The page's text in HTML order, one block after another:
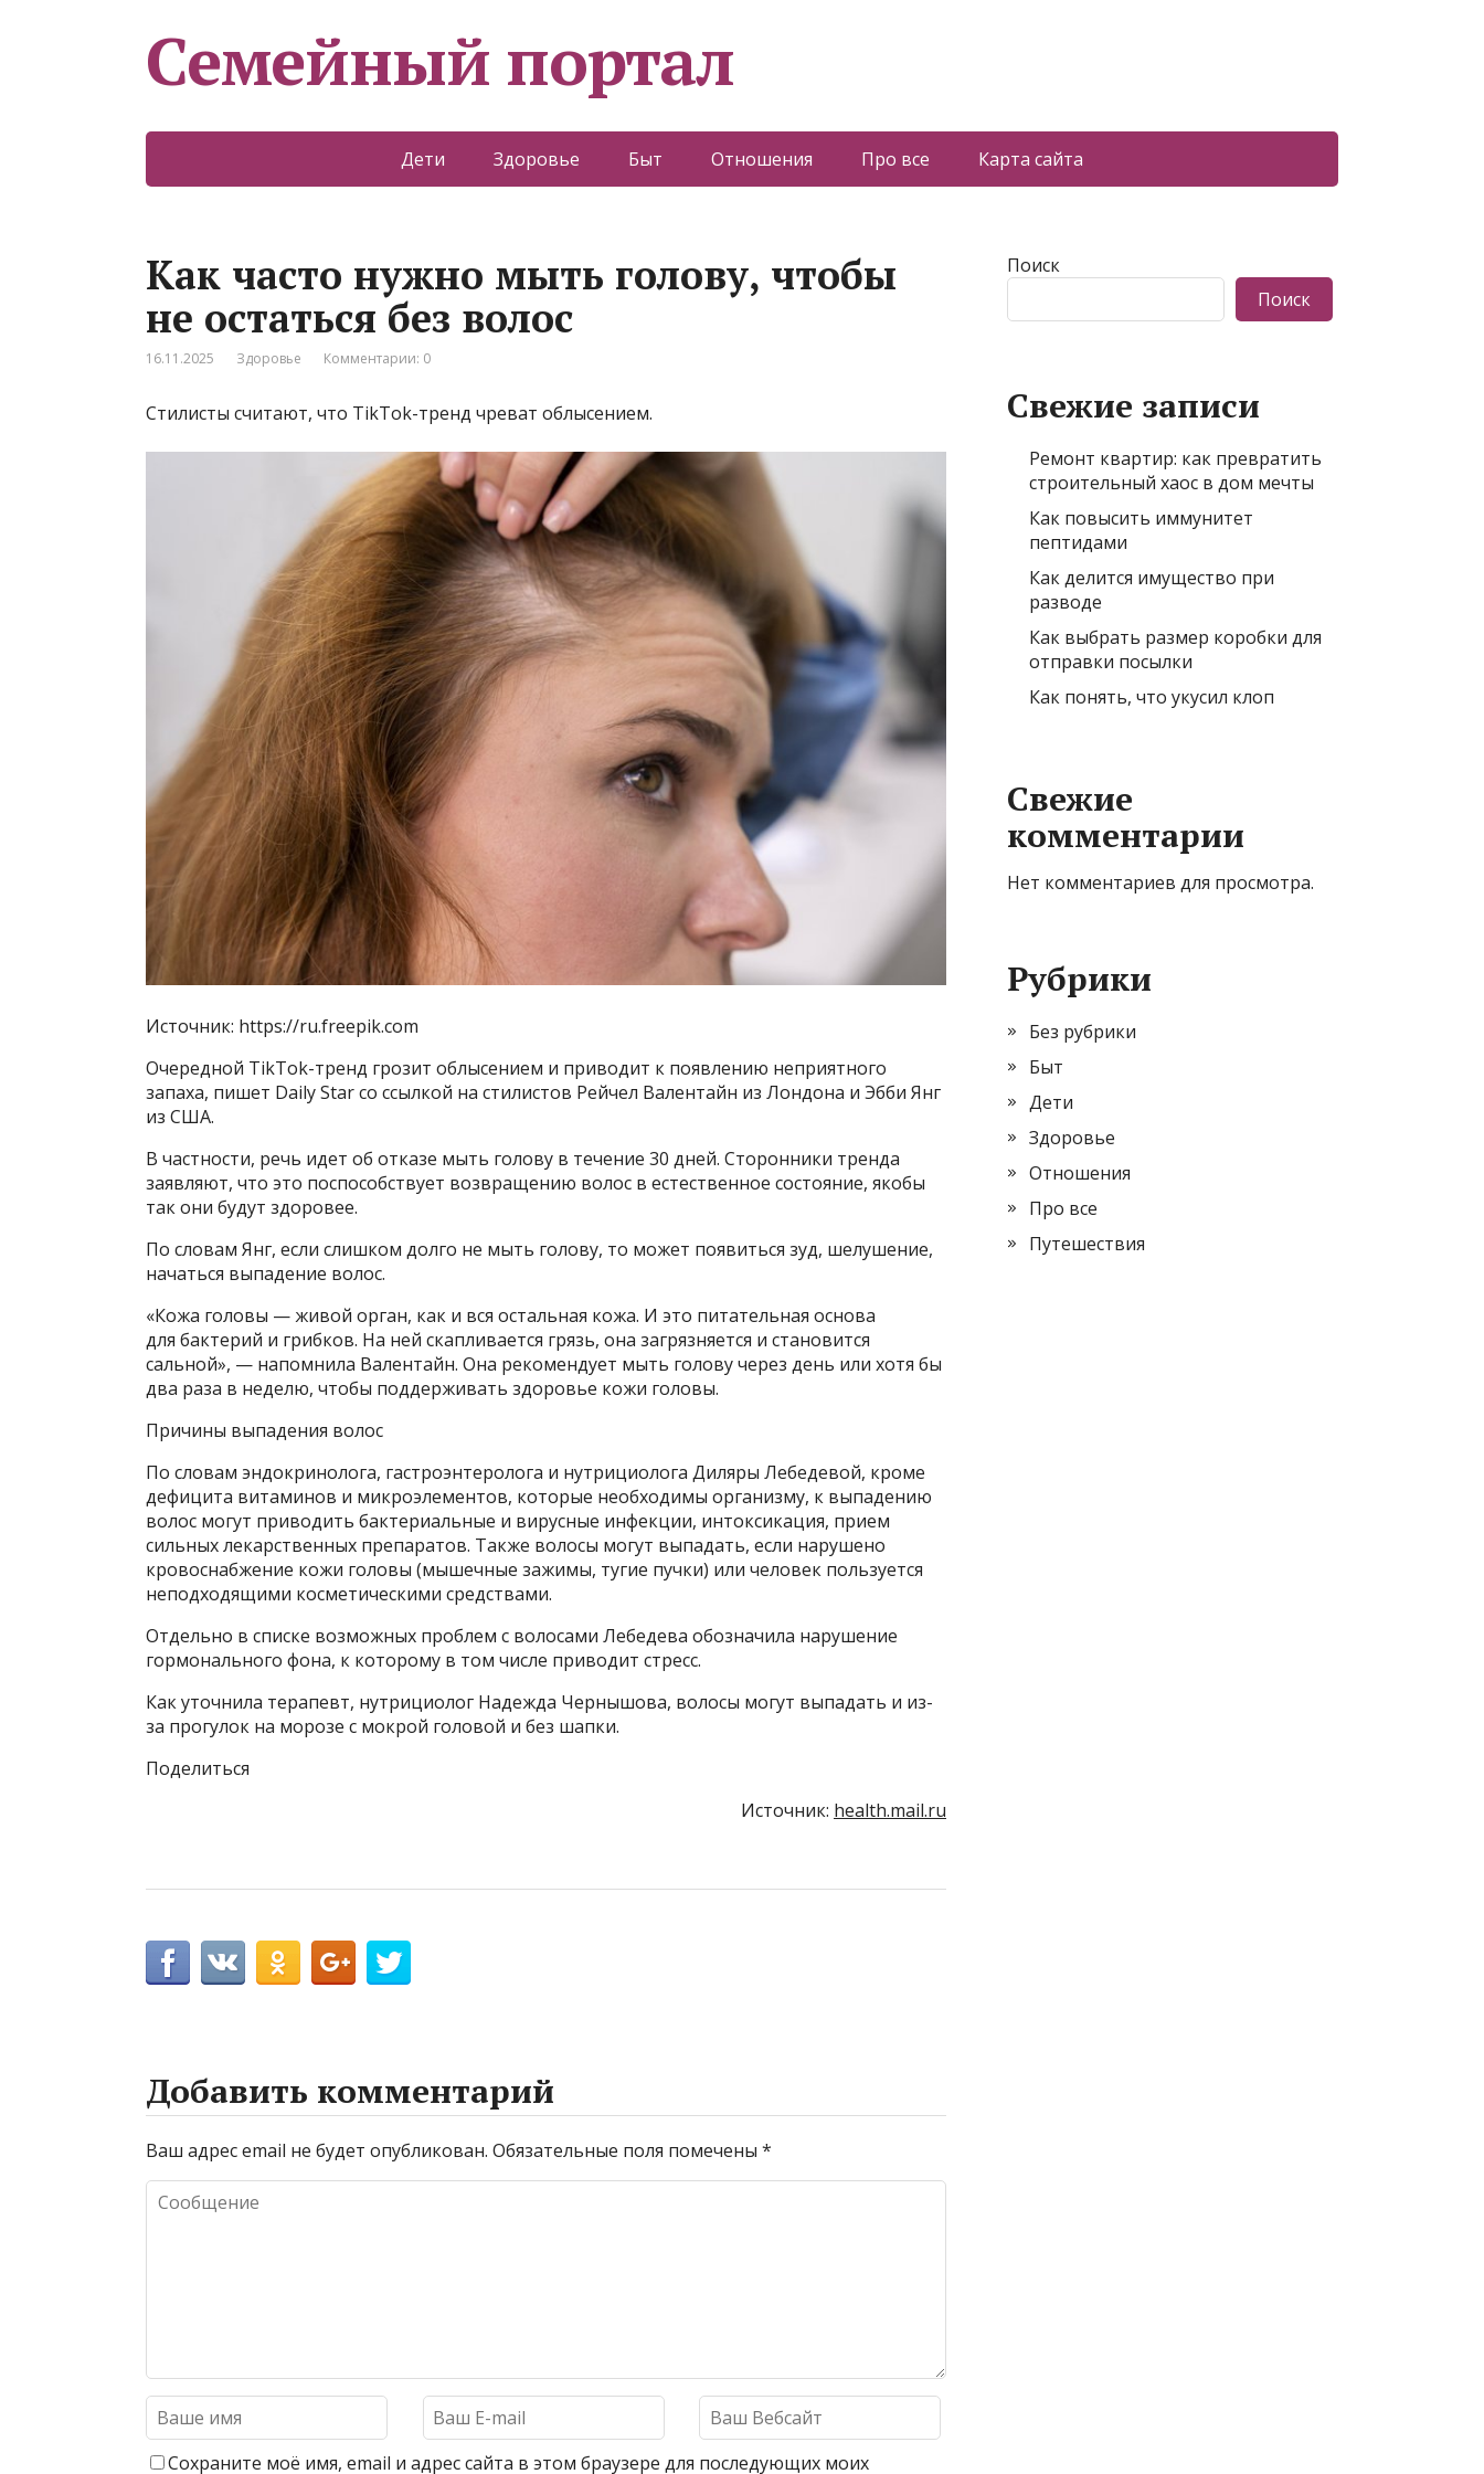
Семейный портал
Дети Здоровье Быт Отношения Про все Карта сайта
Как часто нужно мыть голову, чтобы
не остаться без волос
16.11.2025 Здоровье Комментарии: 0
Стилисты считают, что TikTok-тренд чреват облысением.
Источник: https://ru.freepik.com
Очередной TikTok-тренд грозит облысением и приводит к появлению неприятного
запаха, пишет Daily Star со ссылкой на стилистов Рейчел Валентайн из Лондона и Эбби Янг
из США.
В частности, речь идет об отказе мыть голову в течение 30 дней. Сторонники тренда
заявляют, что это поспособствует возвращению волос в естественное состояние, якобы
так они будут здоровее.
По словам Янг, если слишком долго не мыть голову, то может появиться зуд, шелушение,
начаться выпадение волос.
«Кожа головы — живой орган, как и вся остальная кожа. И это питательная основа
для бактерий и грибков. На ней скапливается грязь, она загрязняется и становится
сальной», — напомнила Валентайн. Она рекомендует мыть голову через день или хотя бы
два раза в неделю, чтобы поддерживать здоровье кожи головы.
Причины выпадения волос
По словам эндокринолога, гастроэнтеролога и нутрициолога Диляры Лебедевой, кроме
дефицита витаминов и микроэлементов, которые необходимы организму, к выпадению
волос могут приводить бактериальные и вирусные инфекции, интоксикация, прием
сильных лекарственных препаратов. Также волосы могут выпадать, если нарушено
кровоснабжение кожи головы (мышечные зажимы, тугие пучки) или человек пользуется
неподходящими косметическими средствами.
Отдельно в списке возможных проблем с волосами Лебедева обозначила нарушение
гормонального фона, к которому в том числе приводит стресс.
Как уточнила терапевт, нутрициолог Надежда Чернышова, волосы могут выпадать и из-
за прогулок на морозе с мокрой головой и без шапки.
Поделиться
Источник: health.mail.ru
Добавить комментарий
Ваш адрес email не будет опубликован. Обязательные поля помечены *
Сохраните моё имя, email и адрес сайта в этом браузере для последующих моих
Поиск
Поиск
Свежие записи
Ремонт квартир: как превратить
строительный хаос в дом мечты
Как повысить иммунитет
пептидами
Как делится имущество при
разводе
Как выбрать размер коробки для
отправки посылки
Как понять, что укусил клоп
Свежие
комментарии
Нет комментариев для просмотра.
Рубрики
Без рубрики
Быт
Дети
Здоровье
Отношения
Про все
Путешествия